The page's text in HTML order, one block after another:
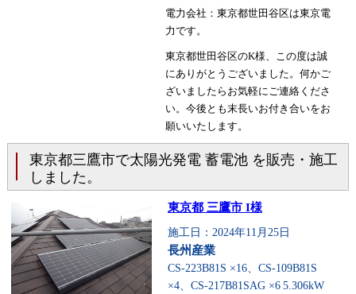
電力会社：東京都世田谷区は東京電
力です。
東京都世田谷区のK様、この度は誠
にありがとうございました。何かご
ざいましたらお気軽にご連絡くださ
い。今後とも末長いお付き合いをお
願いいたします。
東京都三鷹市で太陽光発電 蓄電池 を販売・施工
しました。
東京都 三鷹市 I様
施工日：2024年11月25日
長州産業
CS-223B81S ×16、CS-109B81S
×4、CS-217B81SAG ×6 5.306kW